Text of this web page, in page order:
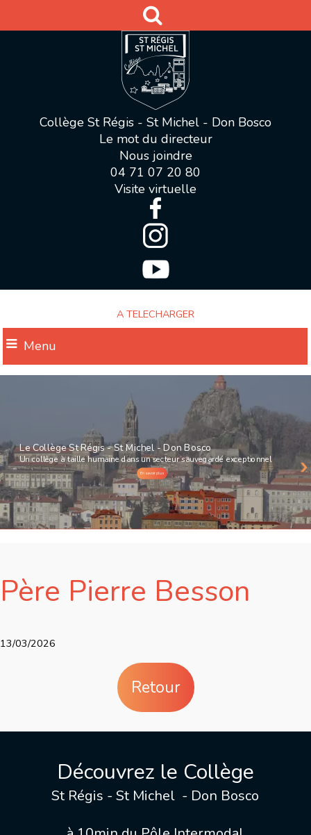
Collège St Régis - St Michel - Don Bosco
Le mot du directeur
Nous joindre
04 71 07 20 80
Visite virtuelle
A TELECHARGER
Menu
Le Collège St Régis - St Michel - Don Bosco
Un collège à taille humaine dans un secteur sauvegardé exceptionnel
En savoir plus
Père Pierre Besson
13/03/2026
Retour
Découvrez le Collège
St Régis - St Michel - Don Bosco